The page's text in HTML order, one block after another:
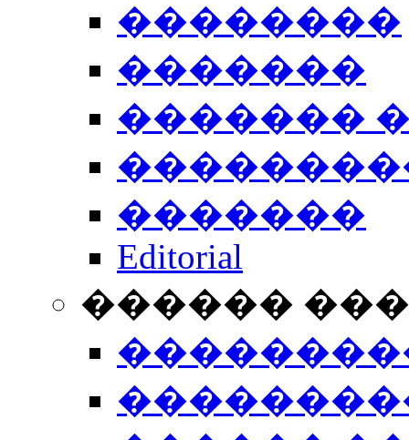
��������
�������
�������
�������
Editorial
������